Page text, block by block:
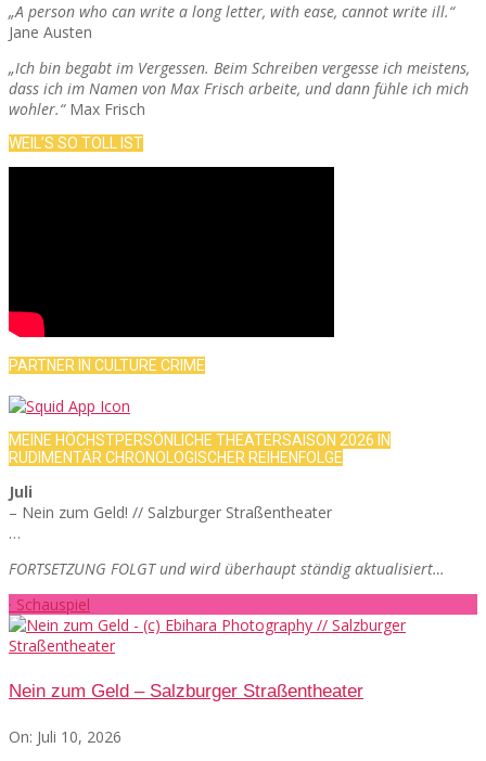
„A person who can write a long letter, with ease, cannot write ill.“
Jane Austen
„Ich bin begabt im Vergessen. Beim Schreiben vergesse ich meistens,
dass ich im Namen von Max Frisch arbeite, und dann fühle ich mich
wohler.“Max Frisch
WEIL’S SO TOLL IST
PARTNER IN CULTURE CRIME
MEINE HÖCHSTPERSÖNLICHE THEATERSAISON 2026 IN
RUDIMENTÄR CHRONOLOGISCHER REIHENFOLGE
Juli
– Nein zum Geld! // Salzburger Straßentheater
…
FORTSETZUNG FOLGT und wird überhaupt ständig aktualisiert…
· Schauspiel
Nein zum Geld – Salzburger Straßentheater
On: Juli 10, 2026